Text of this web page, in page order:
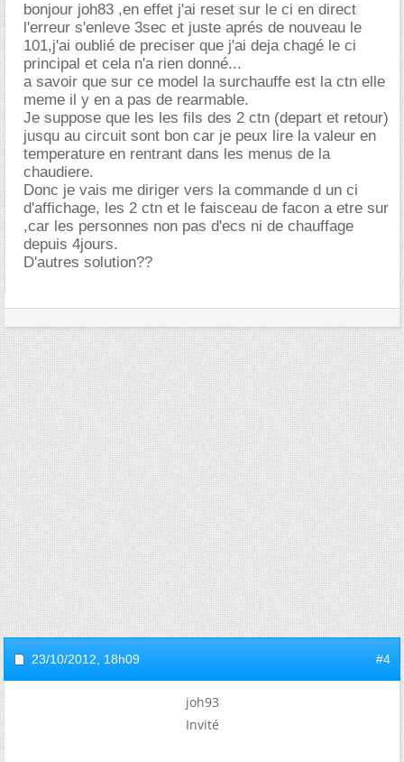
bonjour joh83 ,en effet j'ai reset sur le ci en direct
l'erreur s'enleve 3sec et juste aprés de nouveau le
101,j'ai oublié de preciser que j'ai deja chagé le ci
principal et cela n'a rien donné...
a savoir que sur ce model la surchauffe est la ctn elle
meme il y en a pas de rearmable.
Je suppose que les les fils des 2 ctn (depart et retour)
jusqu au circuit sont bon car je peux lire la valeur en
temperature en rentrant dans les menus de la
chaudiere.
Donc je vais me diriger vers la commande d un ci
d'affichage, les 2 ctn et le faisceau de facon a etre sur
,car les personnes non pas d'ecs ni de chauffage
depuis 4jours.
D'autres solution??
23/10/2012, 18h09 #4
joh93
Invité